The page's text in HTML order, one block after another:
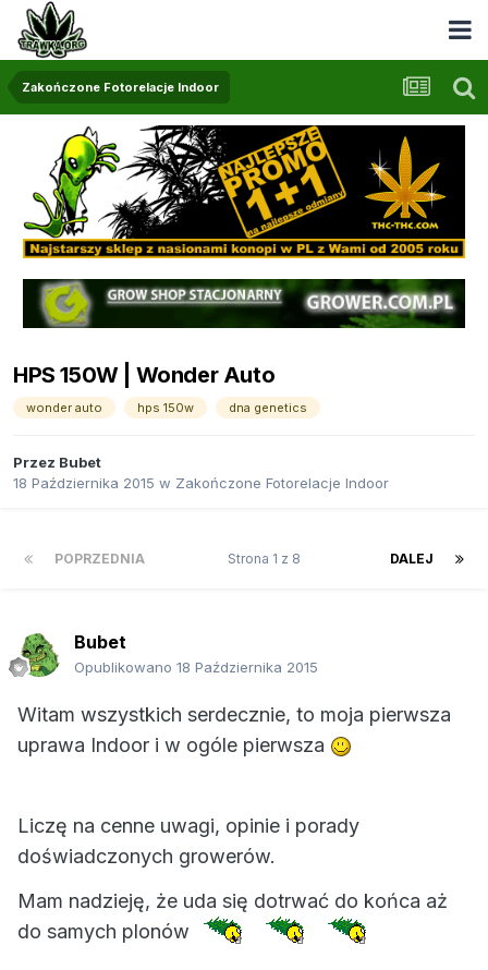
Zakończone Fotorelacje Indoor
HPS 150W | Wonder Auto
wonder auto hps 150w dna genetics
Przez Bubet
18 Października 2015 w Zakończone Fotorelacje Indoor
POPRZEDNIA DALEJ
Strona 1 z 8
Bubet
Opublikowano 18 Października 2015
Witam wszystkich serdecznie, to moja pierwsza
uprawa Indoor i w ogóle pierwsza
Liczę na cenne uwagi, opinie i porady
doświadczonych growerów.
Mam nadzieję, że uda się dotrwać do końca aż
do samych plonów